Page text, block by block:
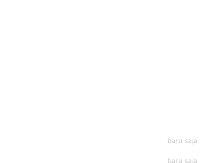
baru saja
baru saja